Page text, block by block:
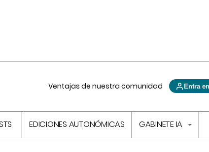
Ventajas de nuestra comunidad Entra
EDICIONES AUTONÓMICAS GABINETE IA